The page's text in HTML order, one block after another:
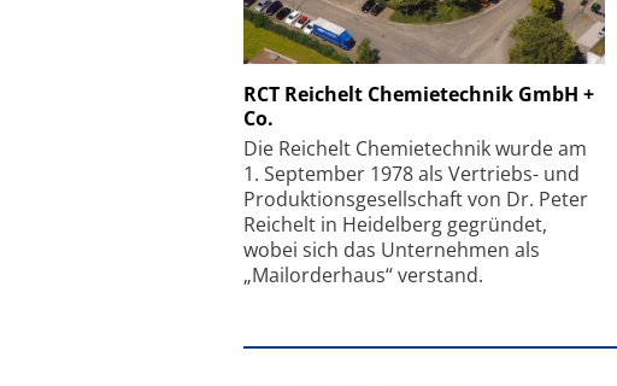
RCT Reichelt Chemietechnik GmbH +
Co.
Die Reichelt Chemietechnik wurde am
1. September 1978 als Vertriebs- und
Produktionsgesellschaft von Dr. Peter
Reichelt in Heidelberg gegründet,
wobei sich das Unternehmen als
„Mailorderhaus“ verstand.
Schäfter + Kirchhoff GmbH
Feinfokussierungsmechanismus